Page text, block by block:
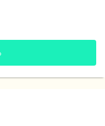
❗️
たい❗️
たい❗️
だきたいです(^^)